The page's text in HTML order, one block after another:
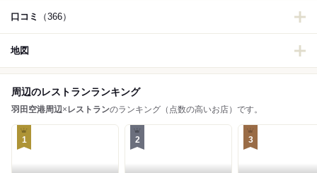
口コミ （366）
地図
周辺のレストランランキング
羽田空港周辺× レストランのランキング（点数の高いお店）です。
1 2 3